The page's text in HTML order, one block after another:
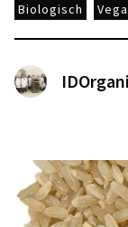
Biologisch